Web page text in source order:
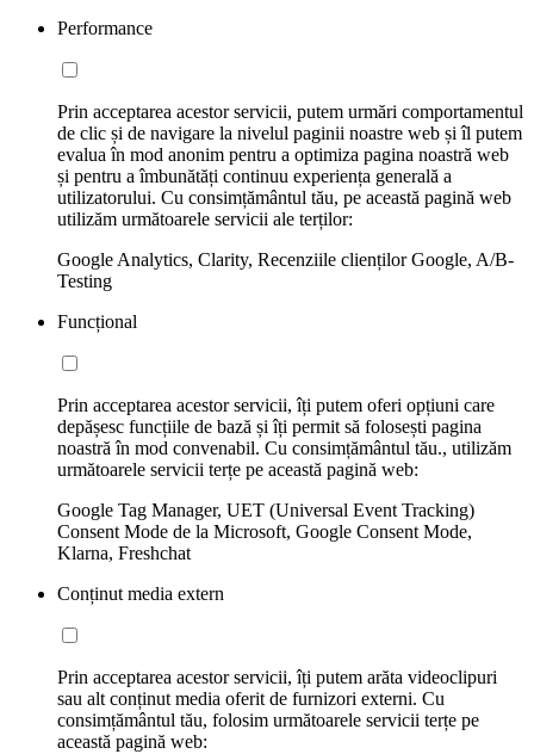
Performance
Prin acceptarea acestor servicii, putem urmări comportamentul
de clic și de navigare la nivelul paginii noastre web și îl putem
evalua în mod anonim pentru a optimiza pagina noastră web
și pentru a îmbunătăți continuu experiența generală a
utilizatorului. Cu consimțământul tău, pe această pagină web
utilizăm următoarele servicii ale terților:
Google Analytics, Clarity, Recenziile clienților Google, A/B-
Testing
Funcțional
Prin acceptarea acestor servicii, îți putem oferi opțiuni care
depășesc funcțiile de bază și îți permit să folosești pagina
noastră în mod convenabil. Cu consimțământul tău., utilizăm
următoarele servicii terțe pe această pagină web:
Google Tag Manager, UET (Universal Event Tracking)
Consent Mode de la Microsoft, Google Consent Mode,
Klarna, Freshchat
Conținut media extern
Prin acceptarea acestor servicii, îți putem arăta videoclipuri
sau alt conținut media oferit de furnizori externi. Cu
consimțământul tău, folosim următoarele servicii terțe pe
această pagină web: